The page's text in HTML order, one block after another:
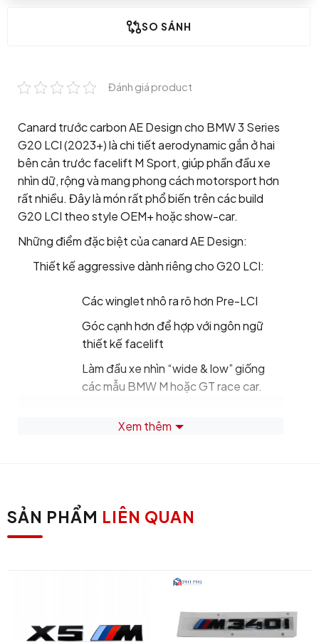
Đánh giá product
Canard trước carbon AE Design cho BMW 3 Series
G20 LCI (2023+) là chi tiết aerodynamic gắn ở hai
bên cản trước facelift M Sport, giúp phần đầu xe
nhìn dữ, rộng và mang phong cách motorsport hơn
rất nhiều. Đây là món rất phổ biến trên các build
G20 LCI theo style OEM+ hoặc show-car.
Những điểm đặc biệt của canard AE Design:
Thiết kế aggressive dành riêng cho G20 LCI:
Các winglet nhô ra rõ hơn Pre-LCI
Góc cạnh hơn để hợp với ngôn ngữ
thiết kế facelift
Làm đầu xe nhìn “wide & low” giống
các mẫu BMW M hoặc GT race car.
Carbon fiber thật cao cấp:
forged carbon.
Bề mặt carbon có chiều sâu và nhẹ
hơn nhựa ABS thông thường.
Xem thêm
SO SÁNH
SẢN PHẨM LIÊN QUAN